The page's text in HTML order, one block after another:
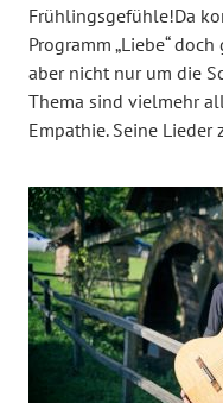
Frühlingsgefühle!Da
Programm „Liebe“
aber nicht nur um die
Thema sind vielmehr
Empathie. Seine Lieder